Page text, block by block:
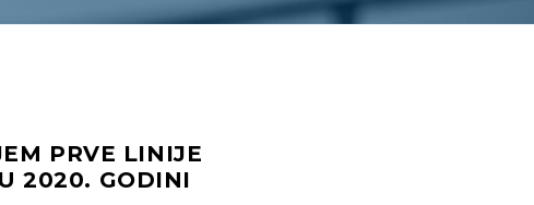
PRVE LINIJE
2020. GODINI